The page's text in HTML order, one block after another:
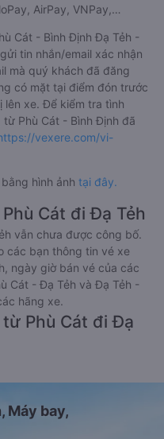
AirPay, VNPay,…
Cát - Bình Định Đạ Tẻh -
tin nhắn/email xác nhận
mà quý khách đã đăng
có mặt tại điểm đón trước
lên xe. Để kiểm tra tình
Phù Cát - Bình Định đã
vexere.com/vi-
hình ảnh tại đây.
Cát đi Đạ Tẻh
vẫn chưa được công bố.
các bạn thông tin vé xe
ngày giờ bán vé của các
Cát - Đạ Tẻh và Đạ Tẻh -
hãng xe.
Phù Cát đi Đạ
Máy bay,